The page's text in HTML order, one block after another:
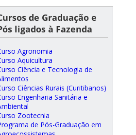
de Graduação e
ligados à Fazenda
Agronomia
Aquicultura
Ciência e Tecnologia de
Ciências Rurais (Curitibanos)
Engenharia Sanitária e
Zootecnia
de Pós-Graduação em